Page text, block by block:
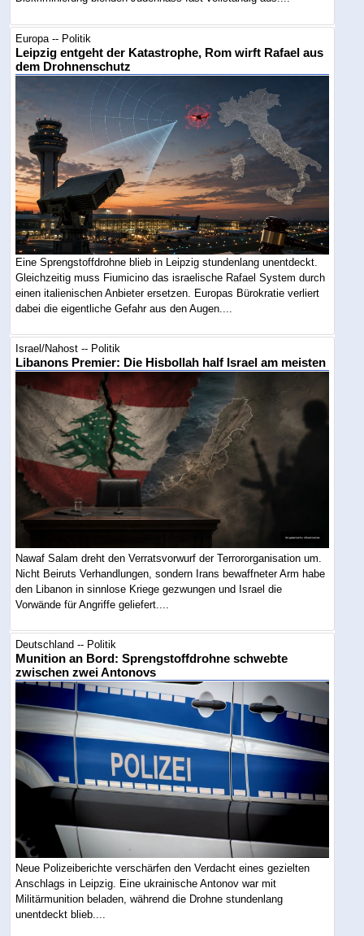
Europa -- Politik
Leipzig entgeht der Katastrophe, Rom wirft Rafael aus
dem Drohnenschutz
Eine Sprengstoffdrohne blieb in Leipzig stundenlang unentdeckt.
Gleichzeitig muss Fiumicino das israelische Rafael System durch
einen italienischen Anbieter ersetzen. Europas Bürokratie verliert
dabei die eigentliche Gefahr aus den Augen....
Israel/Nahost -- Politik
Libanons Premier: Die Hisbollah half Israel am meisten
Nawaf Salam dreht den Verratsvorwurf der Terrororganisation um.
Nicht Beiruts Verhandlungen, sondern Irans bewaffneter Arm habe
den Libanon in sinnlose Kriege gezwungen und Israel die
Vorwände für Angriffe geliefert....
Deutschland -- Politik
Munition an Bord: Sprengstoffdrohne schwebte
zwischen zwei Antonovs
Neue Polizeiberichte verschärfen den Verdacht eines gezielten
Anschlags in Leipzig. Eine ukrainische Antonov war mit
Militärmunition beladen, während die Drohne stundenlang
unentdeckt blieb....